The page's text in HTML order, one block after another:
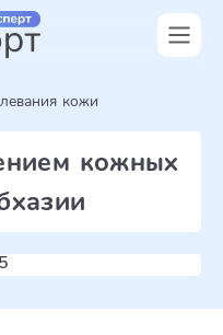
кожи
кожных